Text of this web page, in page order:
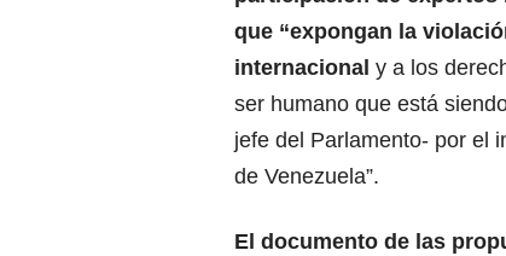
que “expongan la
internacional y a los
ser humano que está
jefe del Parlamento- por el
de Venezuela”.
El documento de las